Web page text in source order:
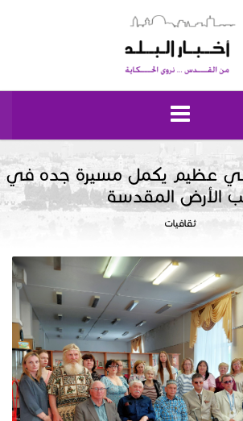
عظيم يكمل مسيرة جده في
الأرض المقدسة
ثقافيات